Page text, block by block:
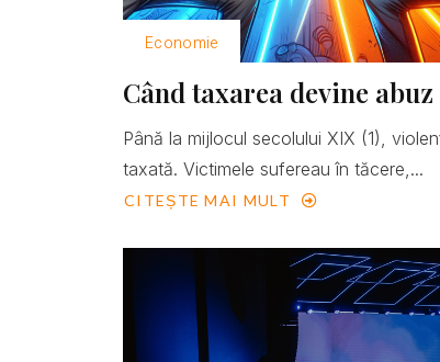
Economie
Când taxarea devine
Până la mijlocul secolului XIX (1),
taxată. Victimele sufereau în tăcere,...
CITEȘTE MAI MULT